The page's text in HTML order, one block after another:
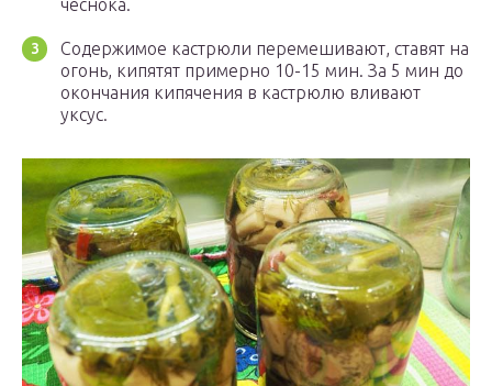
чеснока.
Содержимое кастрюли перемешивают, ставят на
огонь, кипятят примерно 10-15 мин. За 5 мин до
окончания кипячения в кастрюлю вливают
уксус.